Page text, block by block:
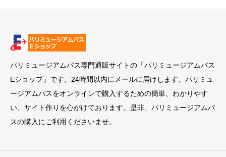
パリミュージアムパス専門通販サイトの「パリミュージアムパス
Eショップ」です。24時間以内にメールに届けします。パリミュ
ージアムパスをオンラインで購入するための簡単、わかりやす
い、サイト作りを心がけております。是非、パリミュージアムパ
スの購入にご利用くださいませ。